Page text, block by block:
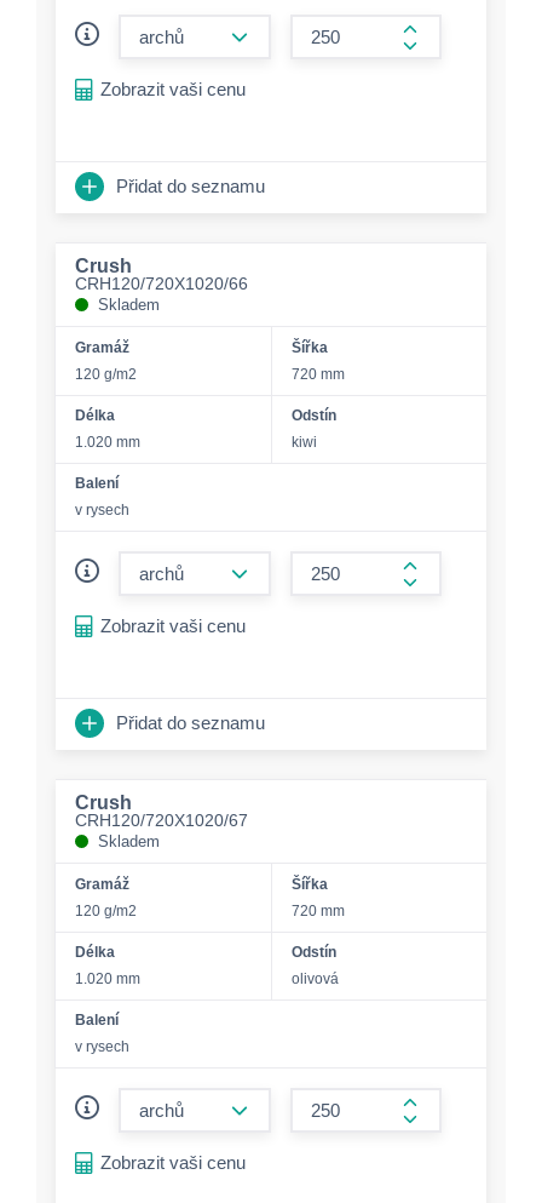
form.increase-
Zobrazit vaši cenu
Přidat do seznamu
Crush
CRH120/720X1020/66
Skladem
Gramáž
120 g/m2
Šířka
720 mm
Délka
1.020 mm
Odstín
kiwi
Balení
v rysech
form.increase-
Zobrazit vaši cenu
Přidat do seznamu
Crush
CRH120/720X1020/67
Skladem
Gramáž
120 g/m2
Šířka
720 mm
Délka
1.020 mm
Odstín
olivová
Balení
v rysech
form.increase-
Zobrazit vaši cenu